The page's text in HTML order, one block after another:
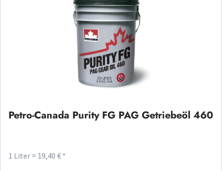
Petro-Canada Purity FG PAG Getriebeöl 460
1 Liter = 19,40 € *